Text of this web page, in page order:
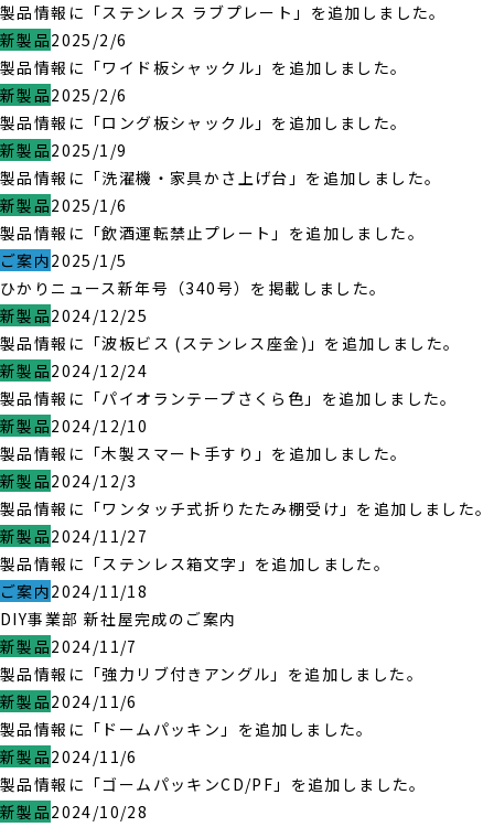
製品情報に「ステンレス ラブプレート」を追加しました。
新製品2025/2/6
製品情報に「ワイド板シャックル」を追加しました。
新製品2025/2/6
製品情報に「ロング板シャックル」を追加しました。
新製品2025/1/9
製品情報に「洗濯機・家具かさ上げ台」を追加しました。
新製品2025/1/6
製品情報に「飲酒運転禁止プレート」を追加しました。
ご案内2025/1/5
ひかりニュース新年号（340号）を掲載しました。
新製品2024/12/25
製品情報に「波板ビス (ステンレス座金)」を追加しました。
新製品2024/12/24
製品情報に「パイオランテープさくら色」を追加しました。
新製品2024/12/10
製品情報に「木製スマート手すり」を追加しました。
新製品2024/12/3
製品情報に「ワンタッチ式折りたたみ棚受け」を追加しました。
新製品2024/11/27
製品情報に「ステンレス箱文字」を追加しました。
ご案内2024/11/18
DIY事業部 新社屋完成のご案内
新製品2024/11/7
製品情報に「強力リブ付きアングル」を追加しました。
新製品2024/11/6
製品情報に「ドームパッキン」を追加しました。
新製品2024/11/6
製品情報に「ゴームパッキンCD/PF」を追加しました。
新製品2024/10/28